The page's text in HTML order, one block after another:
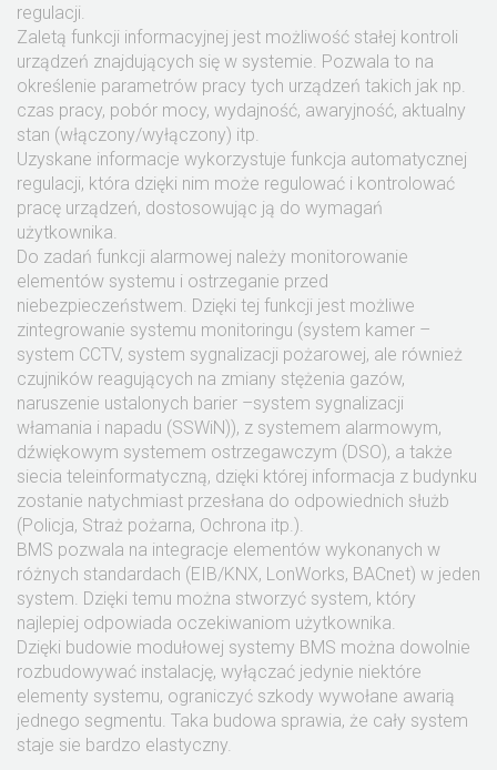
regulacji.
Zaletą funkcji informacyjnej jest możliwość stałej kontroli
urządzeń znajdujących się w systemie. Pozwala to na
określenie parametrów pracy tych urządzeń takich jak np.
czas pracy, pobór mocy, wydajność, awaryjność, aktualny
stan (włączony/wyłączony) itp.
Uzyskane informacje wykorzystuje funkcja automatycznej
regulacji, która dzięki nim może regulować i kontrolować
pracę urządzeń, dostosowując ją do wymagań
użytkownika.
Do zadań funkcji alarmowej należy monitorowanie
elementów systemu i ostrzeganie przed
niebezpieczeństwem. Dzięki tej funkcji jest możliwe
zintegrowanie systemu monitoringu (system kamer –
system CCTV, system sygnalizacji pożarowej, ale również
czujników reagujących na zmiany stężenia gazów,
naruszenie ustalonych barier –system sygnalizacji
włamania i napadu (SSWiN)), z systemem alarmowym,
dźwiękowym systemem ostrzegawczym (DSO), a także
siecia teleinformatyczną, dzięki której informacja z budynku
zostanie natychmiast przesłana do odpowiednich służb
(Policja, Straż pożarna, Ochrona itp.).
BMS pozwala na integracje elementów wykonanych w
różnych standardach (EIB/KNX, LonWorks, BACnet) w jeden
system. Dzięki temu można stworzyć system, który
najlepiej odpowiada oczekiwaniom użytkownika.
Dzięki budowie modułowej systemy BMS można dowolnie
rozbudowywać instalację, wyłączać jedynie niektóre
elementy systemu, ograniczyć szkody wywołane awarią
jednego segmentu. Taka budowa sprawia, że cały system
staje sie bardzo elastyczny.